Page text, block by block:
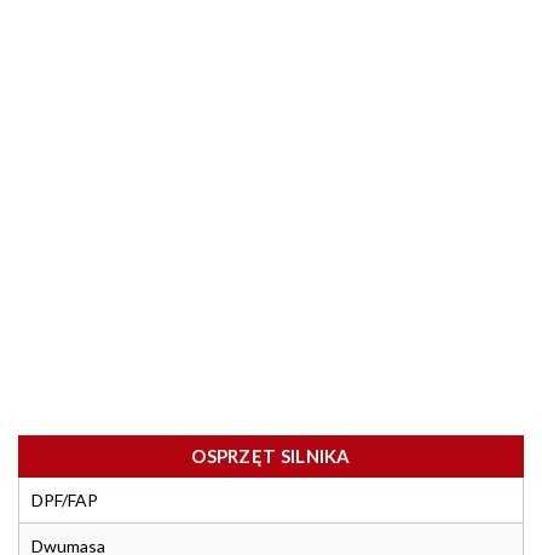
OSPRZĘT SILNIKA
DPF/FAP
Dwumasa